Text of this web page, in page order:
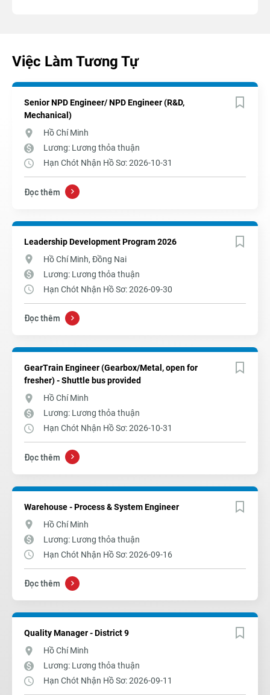
Việc Làm Tương Tự
Senior NPD Engineer/ NPD Engineer (R&D,
Mechanical)
Hồ Chí Minh
Lương: Lương thỏa thuận
Hạn Chót Nhận Hồ Sơ: 2026-10-31
Đọc thêm
Leadership Development Program 2026
Hồ Chí Minh, Đồng Nai
Lương: Lương thỏa thuận
Hạn Chót Nhận Hồ Sơ: 2026-09-30
Đọc thêm
GearTrain Engineer (Gearbox/Metal, open for
fresher) - Shuttle bus provided
Hồ Chí Minh
Lương: Lương thỏa thuận
Hạn Chót Nhận Hồ Sơ: 2026-10-31
Đọc thêm
Warehouse - Process & System Engineer
Hồ Chí Minh
Lương: Lương thỏa thuận
Hạn Chót Nhận Hồ Sơ: 2026-09-16
Đọc thêm
Quality Manager - District 9
Hồ Chí Minh
Lương: Lương thỏa thuận
Hạn Chót Nhận Hồ Sơ: 2026-09-11